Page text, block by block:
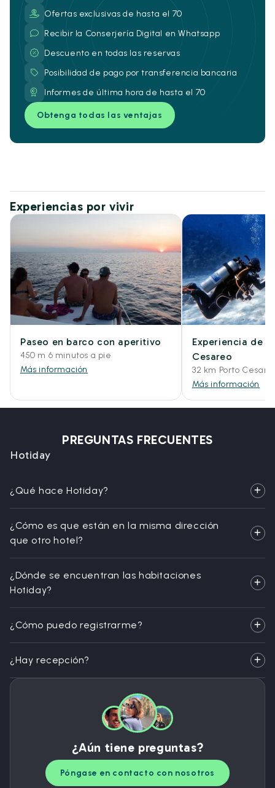
Ofertas exclusivas de hasta el 70
Recibir la Conserjería Digital en Whatsapp
Descuento en todas las reservas
Posibilidad de pago por transferencia bancaria
Informes de última hora de hasta el 70
Obtenga todas las ventajas
Experiencias por vivir
Paseo en barco con aperitivo
450 m 6 minutos a pie
Más información
Experiencia de
Cesareo
32 km Porto
Más información
PREGUNTAS FRECUENTES
Hotiday
¿Qué hace Hotiday?
¿Cómo es que están en la misma dirección
que otro hotel?
¿Dónde se encuentran las habitaciones
Hotiday?
¿Cómo puedo registrarme?
¿Hay recepción?
¿Aún tiene preguntas?
Póngase en contacto con nosotros